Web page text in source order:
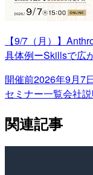
【9/7（月）】
具体例ーSkillsで広
開催前2026年9月7
セミナー一覧会社
関連記事